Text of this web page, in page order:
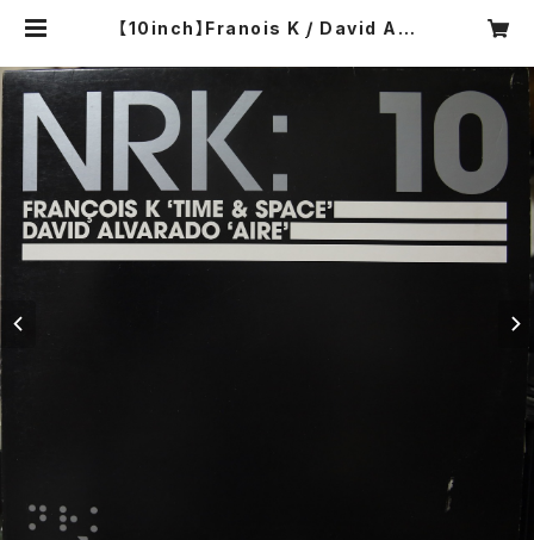
【10inch】Franois K / David Alv
DISCO ASIA